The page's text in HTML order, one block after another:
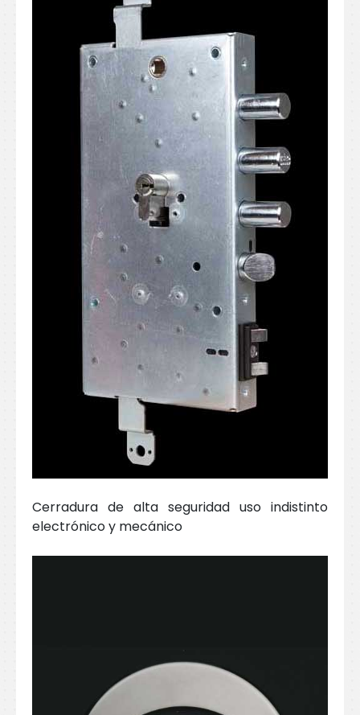
Cerradura de alta seguridad uso indistinto
electrónico y mecánico